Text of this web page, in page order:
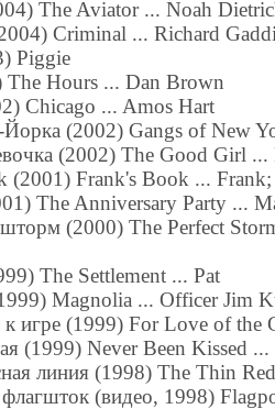
The Aviator ... Noah
Criminal ... Richard
Piggie
Hours ... Dan Brown
Chicago ... Amos Hart
(2002) Gangs of New
(2002) The Good Girl ...
Frank's Book ... Frank;
The Anniversary Party ...
(2000) The Perfect
The Settlement ... Pat
Magnolia ... Officer Jim
(1999) For Love of the
(1999) Never Been Kissed ...
линия (1998) The Thin
(видео, 1998)